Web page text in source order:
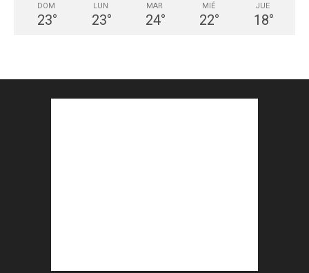
DOM
23°
LUN
23°
MAR
24°
MIÉ
22°
JUE
18°